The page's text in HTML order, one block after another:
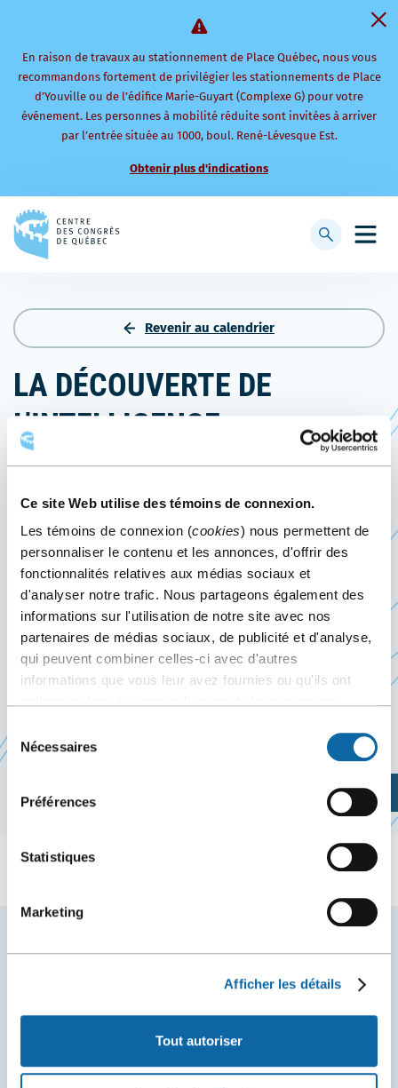
Ce site Web utilise des témoins de connexion.
Les témoins de connexion (cookies) nous permettent de
personnaliser le contenu et les annonces, d'offrir des
fonctionnalités relatives aux médias sociaux et
d'analyser notre trafic. Nous partageons également des
informations sur l'utilisation de notre site avec nos
partenaires de médias sociaux, de publicité et d'analyse,
qui peuvent combiner celles-ci avec d'autres
informations que vous leur avez fournies ou qu'ils ont
du Nécessaires
Préférences
Statistiques
Marketing
Afficher les détails
Tout autoriser
En raison de travaux au stationnement de Place Québec, nous vous
recommandons fortement de privilégier les stationnements de Place
d’Youville ou de l’édifice Marie-Guyart (Complexe G) pour votre
événement. Les personnes à mobilité réduite sont invitées à arriver
par l’entrée située au 1000, boul. René-Lévesque Est.
Obtenir plus d'indications
à
Afficher
recherche
Revenir au calendrier
LA DÉCOUVERTE DE
L’INTELLIGENCE
ARTIFICIELLE DANS UN
MONDE MULTIPOLAIRE
8 décembre 2025
Événement passé
Le 8 décembre 2025, le Centre des congrès de
Québec accueille la conférence La découverte de
l’intelligence artificielle dans un monde
multipolaire, organisée parDesjardins Gestion de
lien
dans
nouvelle
Planifiez votre visite
S'inscrire